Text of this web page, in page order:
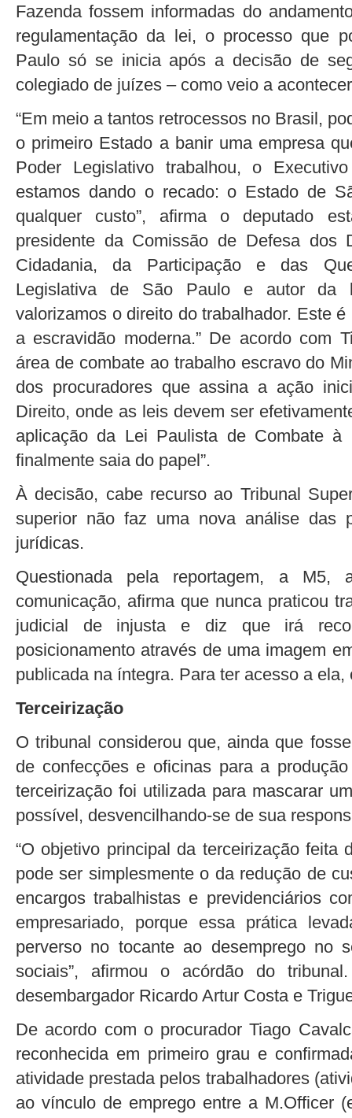
Fazenda fossem informadas do
regulamentação da lei, o processo que
Paulo só se inicia após a decisão de
colegiado de juízes – como veio a
“Em meio a tantos retrocessos no Brasil,
o primeiro Estado a banir uma empresa
Poder Legislativo trabalhou, o
estamos dando o recado: o Estado de
qualquer custo”, afirma o deputado
presidente da Comissão de Defesa dos
Cidadania, da Participação e das
Legislativa de São Paulo e autor da
valorizamos o direito do trabalhador. Este
a escravidão moderna.” De acordo com
área de combate ao trabalho escravo do
dos procuradores que assina a ação
Direito, onde as leis devem ser
aplicação da Lei Paulista de Combate à
finalmente saia do papel”.
À decisão, cabe recurso ao Tribunal
superior não faz uma nova análise das
jurídicas.
Questionada pela reportagem, a M5,
comunicação, afirma que nunca praticou
judicial de injusta e diz que irá
posicionamento através de uma imagem
publicada na íntegra. Para ter acesso a ela,
Terceirização
O tribunal considerou que, ainda que
de confecções e oficinas para a
terceirização foi utilizada para mascarar
possível, desvencilhando-se de sua
“O objetivo principal da terceirização feita
pode ser simplesmente o da redução de
encargos trabalhistas e previdenciários
empresariado, porque essa prática
perverso no tocante ao desemprego no
sociais”, afirmou o acórdão do
desembargador Ricardo Artur Costa e
De acordo com o procurador Tiago
reconhecida em primeiro grau e
atividade prestada pelos trabalhadores
ao vínculo de emprego entre a M.Officer